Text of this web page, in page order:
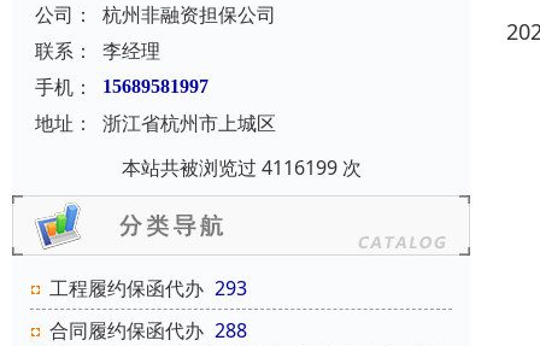
公司：
杭州非融资担保公司
联系：
李经理
手机：
15689581997
地址：
浙江省杭州市上城区
本站共被浏览过 4116199 次
工程履约保函代办 293
合同履约保函代办 288